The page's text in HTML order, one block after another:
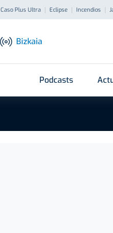
Caso Plus Ultra Eclipse Incendios
Bizkaia
Podcasts